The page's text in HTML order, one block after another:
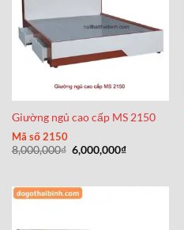
Giường ngủ cao cấp MS 2150
Mã số 2150
8,000,000₫ Giá
gốc
6,000,000₫Giá
6,000,000₫.